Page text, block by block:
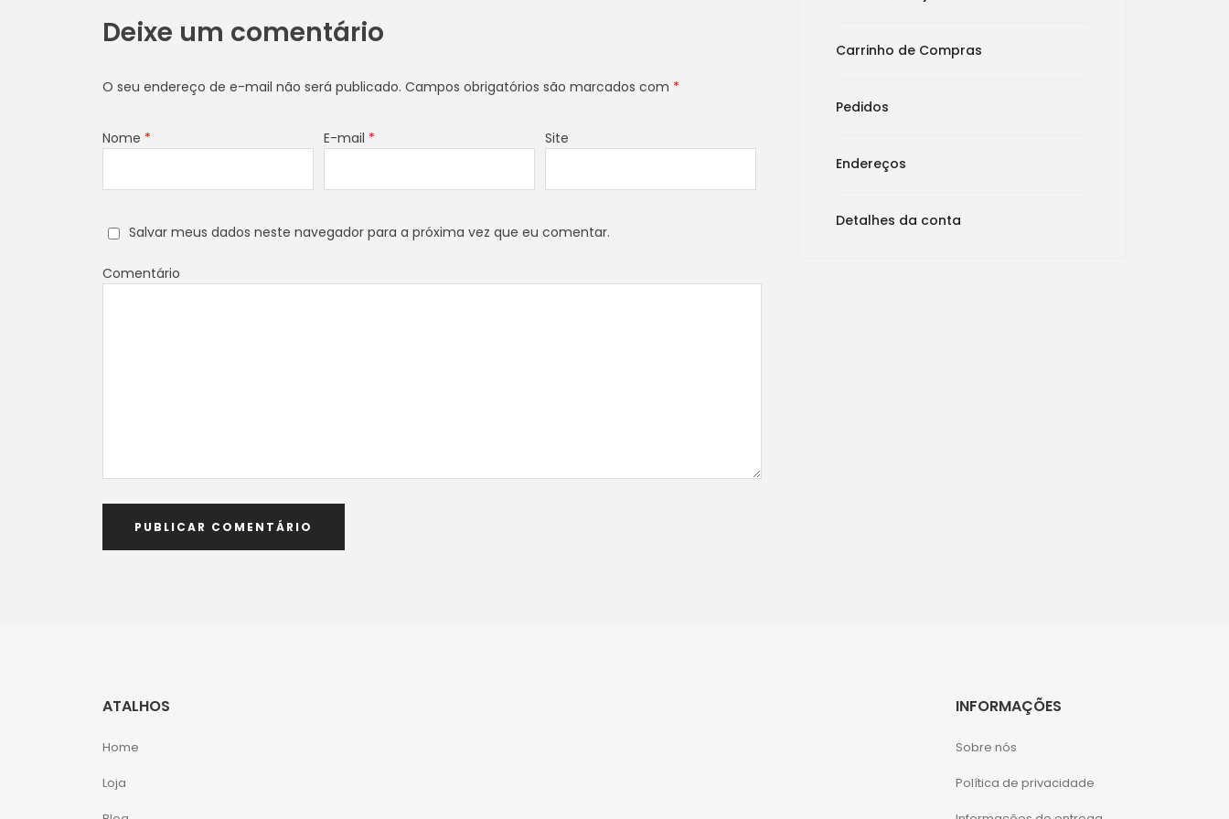
Deixe um comentário
O seu endereço de e-mail não será publicado. Campos obrigatórios são marcados com *
Nome * E-mail * Site
Salvar meus dados neste navegador para a próxima vez que eu comentar.
Comentário
Carrinho de Compras
Pedidos
Endereços
Detalhes da conta
ATALHOS
Home
Loja
INFORMAÇÕES
Sobre nós
Política de privacidade